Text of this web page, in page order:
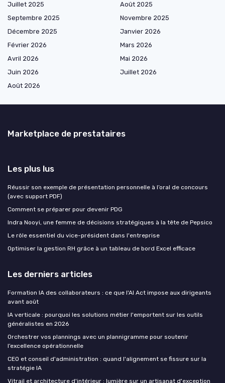
Juillet 2025
Août 2025
Septembre 2025
Novembre 2025
Décembre 2025
Janvier 2026
Février 2026
Mars 2026
Avril 2026
Mai 2026
Juin 2026
Juillet 2026
Août 2026
Marketplace de prestataires
Les plus lus
Réussir son exemple de présentation personnelle à l’oral de concours
(avec support PDF)
Comment se préparer pour devenir PDG
Indra Nooyi, une femme de décisions stratégiques à la tête de Pepsico
Le rôle essentiel du vice-président dans l'entreprise
Optimiser la gestion RH grâce à un tableau de bord Excel efficace
Les derniers articles
Formation IA des collaborateurs : ce que l'AI Act impose aux dirigeants
avant août
IA verticale : pourquoi les solutions métier l'emportent sur les outils
généralistes en 2026
Orchestrer vos plannings avec un plannigramme pour soutenir
l’excellence opérationnelle
CEO et conseil d'administration : quand l'alignement se fissure sur la
stratégie IA
Vitrail et architecture d'intérieur : lumière sur un artisanat d'exception